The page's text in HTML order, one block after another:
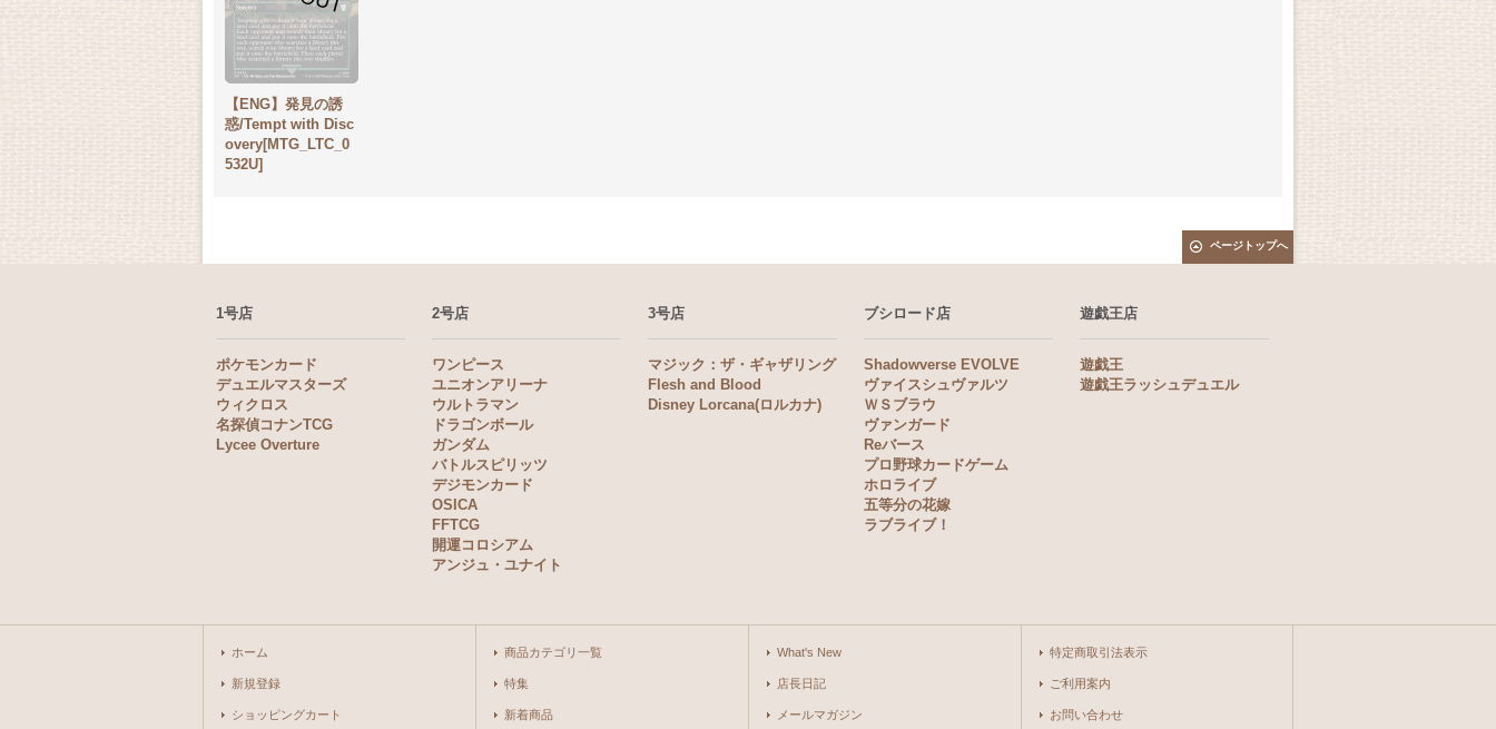
【ENG】発見の誘
惑/Tempt with Disc
overy[MTG_LTC_0
532U]
ページトップへ
1号店
ポケモンカード
デュエルマスターズ
ウィクロス
名探偵コナンTCG
Lycee Overture
2号店
ワンピース
ユニオンアリーナ
ウルトラマン
ドラゴンボール
ガンダム
バトルスピリッツ
デジモンカード
OSICA
FFTCG
開運コロシアム
アンジュ・ユナイト
3号店
マジック：ザ・ギャザリング
Flesh and Blood
Disney Lorcana(ロルカナ)
ブシロード店
Shadowverse EVOLVE
ヴァイスシュヴァルツ
ＷＳブラウ
ヴァンガード
Reバース
プロ野球カードゲーム
ホロライブ
五等分の花嫁
ラブライブ！
遊戯王店
遊戯王
遊戯王ラッシュデュエル
ホーム
新規登録
ショッピングカート
商品カテゴリ一覧
特集
新着商品
What's New
店長日記
メールマガジン
特定商取引法表示
ご利用案内
お問い合わせ